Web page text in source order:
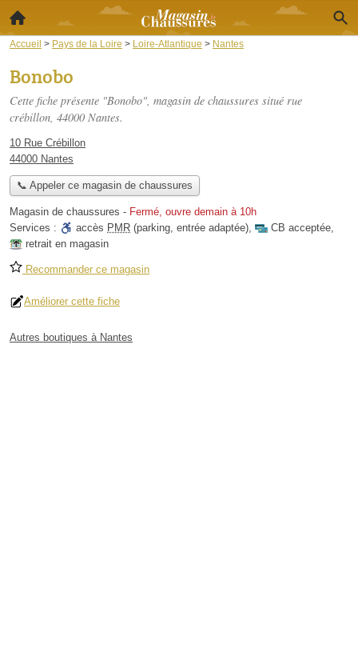
Accueil > Pays de la Loire > Loire-Atlantique > Nantes
Bonobo
Cette fiche présente "Bonobo", magasin de chaussures situé rue
crébillon, 44000 Nantes.
10 Rue Crébillon
44000 Nantes
📞 Appeler ce magasin de chaussures
Magasin de chaussures - Fermé, ouvre demain à 10h
Services :
accès PMR (parking, entrée adaptée), CB acceptée,
retrait en magasin
Recommander ce magasin
Améliorer cette fiche
Autres boutiques à Nantes